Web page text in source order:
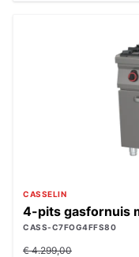
CASSELIN
4-pits gasfornuis
CASS-C7FOG4FFS80
€ 4.299,00